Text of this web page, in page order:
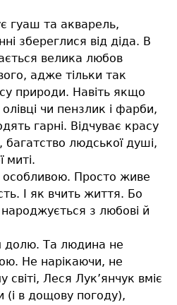
гуаш та акварель,
збереглися від діда. В
велика любов
адже тільки так
природи. Навіть якщо
чи пензлик і фарби,
гарні. Відчуває красу
багатство людської душі,
миті.
Просто живе
І як вчить життя. Бо
з любові й
долю. Та людина не
Не нарікаючи, не
Леся Лук’янчук вміє
(і в дощову погоду),